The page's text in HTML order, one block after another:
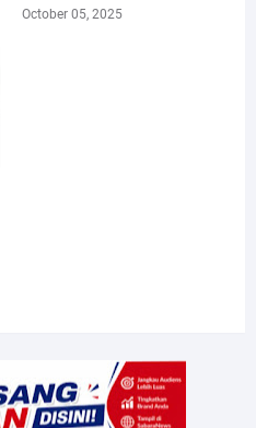
October 05, 2025